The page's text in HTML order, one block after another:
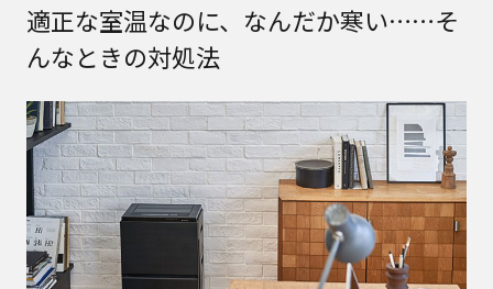
適正な室温なのに、なんだか寒い……そ
んなときの対処法